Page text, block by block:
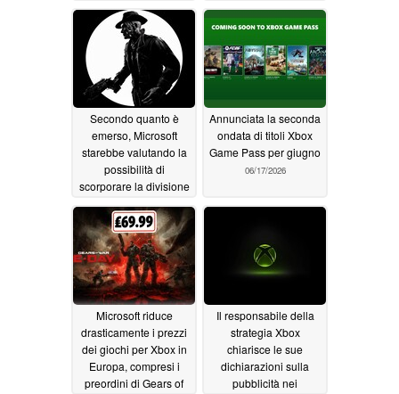
dispositivi tecnologici
retrò nell’Akihabara
degli anni 2000
06/20/2026
06/18/2026
Secondo quanto è
emerso, Microsoft
starebbe valutando la
possibilità di
scorporare la divisione
dell’aumento dei
budget destinati ai
videogiochi06/17/2026
Annunciata la seconda
ondata di titoli Xbox
Game Pass per giugno
06/17/2026
Microsoft riduce
drasticamente i prezzi
dei giochi per Xbox in
Europa, compresi i
preordini di Gears of
Il responsabile della
strategia Xbox
chiarisce le sue
dichiarazioni sulla
pubblicità nei